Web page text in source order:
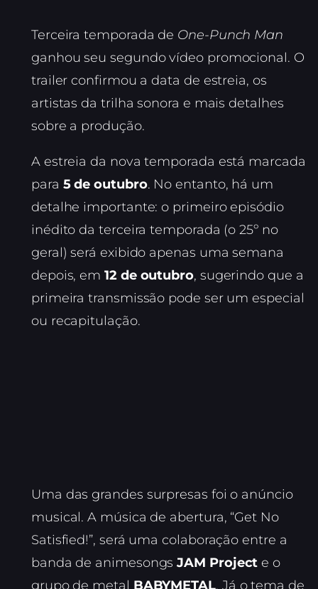
Terceira temporada de One-Punch Man
ganhou seu segundo vídeo promocional. O
trailer confirmou a data de estreia, os
artistas da trilha sonora e mais detalhes
sobre a produção.
A estreia da nova temporada está marcada
para 5 de outubro. No entanto, há um
detalhe importante: o primeiro episódio
inédito da terceira temporada (o 25º no
geral) será exibido apenas uma semana
depois, em12 de outubro, sugerindo que a
primeira transmissão pode ser um especial
ou recapitulação.
Uma das grandes surpresas foi o anúncio
musical. A música de abertura, “Get No
Satisfied!”, será uma colaboração entre a
banda de animesongsJAM Project e o
grupo de metal BABYMETAL. Já o tema de